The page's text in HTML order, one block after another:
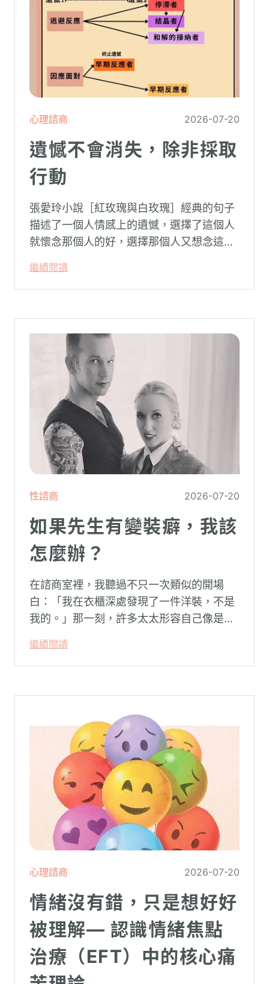
心理諮商 2026-07-20
遺憾不會消失，除非採取
行動
張愛玲小說［紅玫瑰與白玫瑰］經典的句子
描述了一個人情感上的遺憾，選擇了這個人
就懷念那個人的好，選擇那個人又想念這個
繼續閱讀
性諮商 2026-07-20
如果先生有變裝癖，我該
怎麼辦？
在諮商室裡，我聽過不只一次類似的開場
白：「我在衣櫃深處發現了一件洋裝，不是
我的。」那一刻，許多太太形容自己像是踩
陌生。
繼續閱讀
心理諮商 2026-07-20
情緒沒有錯，只是想好好
被理解— 認識情緒焦點
治療（EFT）中的核心痛